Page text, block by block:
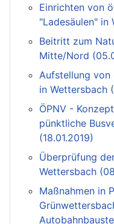
Einrichten von
"Ladesäulen" in
Beitritt zum
Mitte/Nord
Aufstellung von
in Wettersbach
ÖPNV -
pünktliche
(18.01.2019)
Überprüfung
Wettersbach
Maßnahmen in